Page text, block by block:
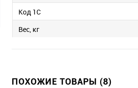
Код 1С
Вес, кг
ПОХОЖИЕ ТОВАРЫ (8)